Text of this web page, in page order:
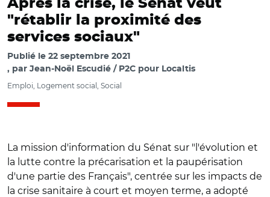
Après la crise, le Sénat veut
"rétablir la proximité des
services sociaux"
Publié le 22 septembre 2021
par Jean-Noël Escudié / P2C pour Localtis
Emploi, Logement social, Social
La mission d'information du Sénat sur "l'évolution et
la lutte contre la précarisation et la paupérisation
d'une partie des Français", centrée sur les impacts de
la crise sanitaire à court et moyen terme, a adopté